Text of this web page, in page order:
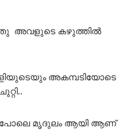
അവളുടെ കഴുത്തിൽ
അകമ്പടിയോടെ
മൃദുലം ആയി ആണ്